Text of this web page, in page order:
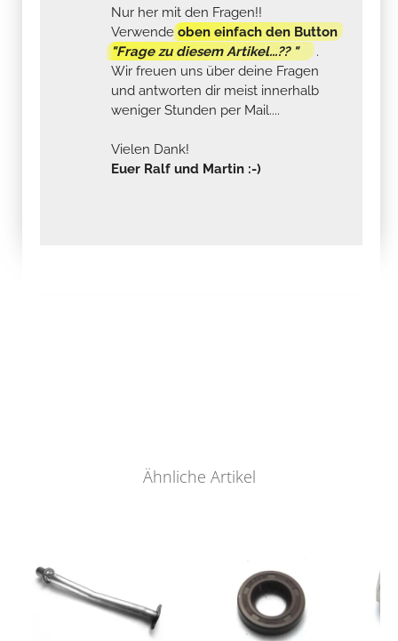
Nur her mit den Fragen!!
Verwendeoben einfach den Button
"Frage zu diesem Artikel...?? "
.
Wir freuen uns über deine Fragen
und antworten dir meist innerhalb
weniger Stunden per Mail....
Vielen Dank!
Euer Ralf und Martin :-)
Ähnliche Artikel